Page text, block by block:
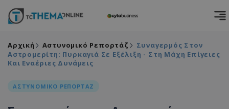
Αρχική Αστυνομικό Ρεπορτάζ
Συναγερμός Στον
Αστρομερίτη: Πυρκαγιά Σε Εξέλιξη - Στη Μάχη Επίγειες
Και Εναέριες Δυνάμεις
ΑΣΤΥΝΟΜΙΚΟ ΡΕΠΟΡΤΑΖ